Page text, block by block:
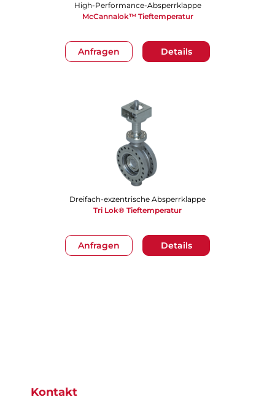
Anfragen Details
High-Performance-Absperrklappe
​​​​​​​McCannalok™ Tieftemperatur
Anfragen Details
Dreifach-exzentrische Absperrklappe
Tri Lok® Tieftemperatur
Kontakt